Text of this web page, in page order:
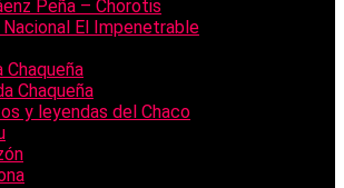
Peña – Chorotis
Nacional El Impenetrable
Chaqueña
Chaqueña
y leyendas del Chaco